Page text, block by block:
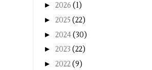
► 2026 (1)
► 2025 (22)
► 2024(30)
► 2023 (22)
► 2022(9)